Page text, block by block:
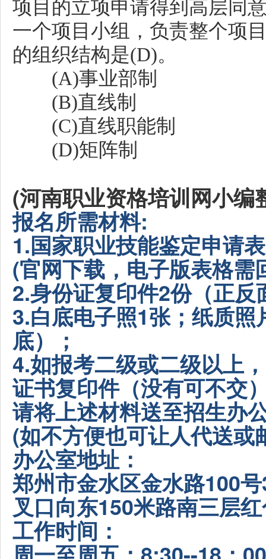
项目的立项申请得到高层同
一个项目小组，负责整个项
的组织结构是(D)。
(A)事业部制
(B)直线制
(C)直线职能制
(D)矩阵制
(河南职业资格培训网小编
报名所需材料:
1.国家职业技能鉴定申请
(官网下载，电子版表格需
2.身份证复印件2份（正
3.白底电子照1张；纸质
底）；
4.如报考二级或二级以上
证书复印件（没有可不交
请将上述材料送至招生办
(如不方便也可让人代送或
办公室地址：
郑州市金水区金水路100
叉口向东150米路南三层
工作时间：